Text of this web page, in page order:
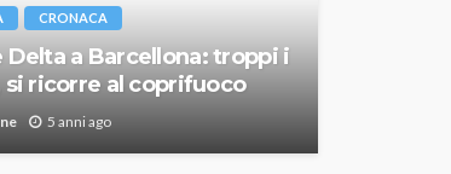
CRONACA
Delta a Barcellona: troppi i
si ricorre al coprifuoco
5 anni ago